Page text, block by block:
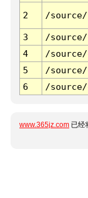
2 /
3 /
4
/
5
/
6
/
www.365jz.com 已经